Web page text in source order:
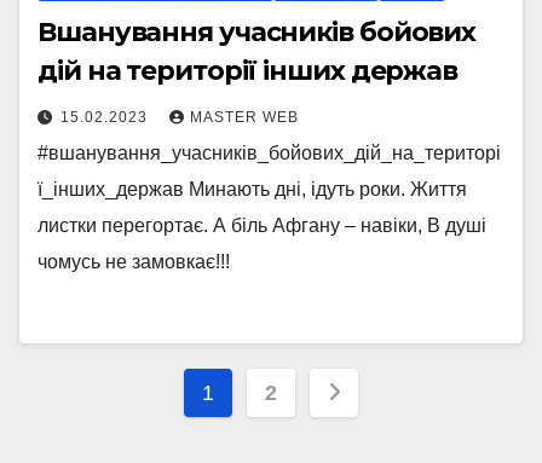
Вшанування учасників бойових
дій на території інших держав
15.02.2023 MASTER WEB
#вшанування_учасників_бойових_дій_на_територі
ї_інших_держав Минають дні, ідуть роки. Життя
листки перегортає. А біль Афгану – навіки, В душі
чомусь не замовкає!!!
Пагінація
1 2